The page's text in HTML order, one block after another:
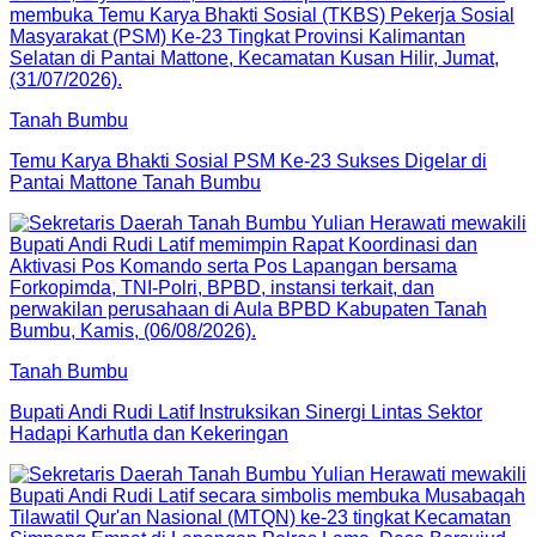
Tanah Bumbu
Temu Karya Bhakti Sosial PSM Ke-23 Sukses Digelar di
Pantai Mattone Tanah Bumbu
Tanah Bumbu
Bupati Andi Rudi Latif Instruksikan Sinergi Lintas Sektor
Hadapi Karhutla dan Kekeringan